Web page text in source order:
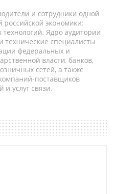
и сотрудники одной
экономики:
Ядро аудитории
технические специалисты
федеральных и
власти, банков,
сетей, а также
поставщиков
услуг связи.